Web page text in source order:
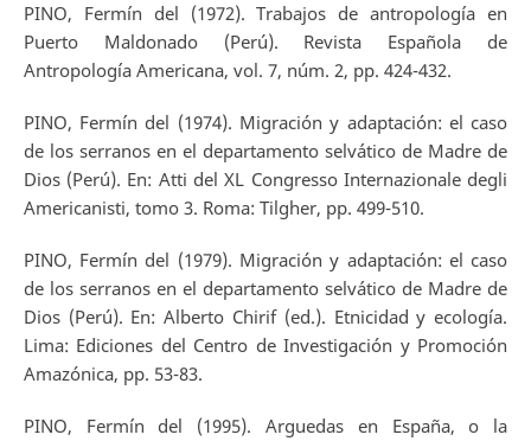
PINO, Fermín del (1972). Trabajos de antropología en
Puerto Maldonado (Perú). Revista Española de
Antropología Americana, vol. 7, núm. 2, pp. 424-432.
PINO, Fermín del (1974). Migración y adaptación: el caso
de los serranos en el departamento selvático de Madre de
Dios (Perú). En: Atti del XL Congresso Internazionale degli
Americanisti, tomo 3. Roma: Tilgher, pp. 499-510.
PINO, Fermín del (1979). Migración y adaptación: el caso
de los serranos en el departamento selvático de Madre de
Dios (Perú). En: Alberto Chirif (ed.). Etnicidad y ecología.
Lima: Ediciones del Centro de Investigación y Promoción
Amazónica, pp. 53-83.
PINO, Fermín del (1995). Arguedas en España, o la